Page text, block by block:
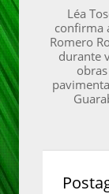
Léa
confirma
Romero
durante